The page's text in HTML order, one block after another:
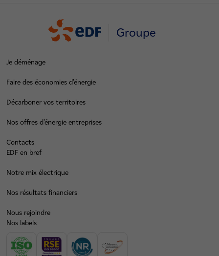
Groupe
Je déménage
Faire des économies d’énergie
Décarboner vos territoires
Nos offres d’énergie entreprises
Contacts
EDF en bref
Notre mix électrique
Nos résultats financiers
Nous rejoindre
Nos labels